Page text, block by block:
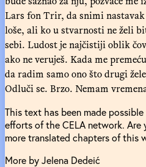
Lars fon Trir, da snimi
loše, ali ko u stvarnosti ne želi
sebi. Ludost je najčistiji oblik
ako ne veruješ. Kada me
da radim samo ono što drugi
Odluči se. Brzo. Nemam
This text has been made
efforts of the CELA network. Are
more translated chapters of this
More by Jelena Dedeić